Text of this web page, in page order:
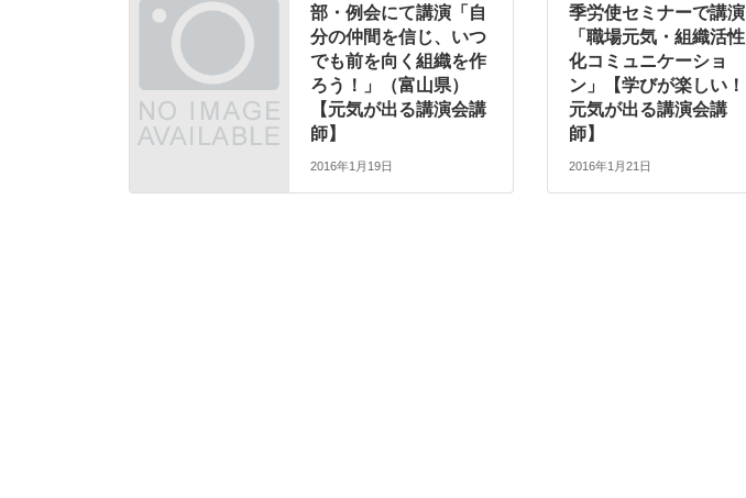
部・例会にて講演「自
分の仲間を信じ、いつ
でも前を向く組織を作
ろう！」（富山県）
【元気が出る講演会講
師】
2016年1月19日
季労使セミナーで講演
「職場元気・組織活性
化コミュニケーショ
ン」【学びが楽しい！
元気が出る講演会講
師】
2016年1月21日